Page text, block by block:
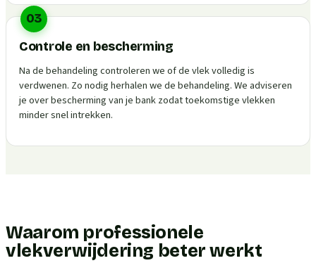
03
Controle en bescherming
Na de behandeling controleren we of de vlek volledig is
verdwenen. Zo nodig herhalen we de behandeling. We adviseren
je over bescherming van je bank zodat toekomstige vlekken
minder snel intrekken.
Waarom professionele
vlekverwijdering beter werkt